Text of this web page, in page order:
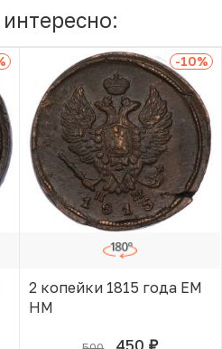
-10%
2 копейки 1815 года ЕМ
НМ
450